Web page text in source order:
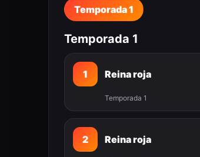
Temporada 1
Temporada 1
1 Reina roja
Temporada 1
2 Reina roja